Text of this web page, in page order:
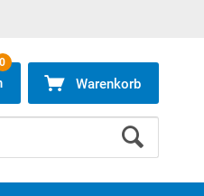
0
Warenkorb